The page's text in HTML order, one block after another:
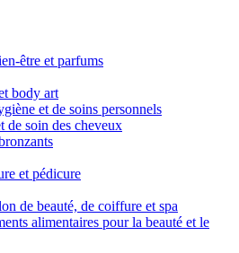
être et parfums
body art
et de soins personnels
de soin des cheveux
et pédicure
de beauté, de coiffure et spa
alimentaires pour la beauté et le